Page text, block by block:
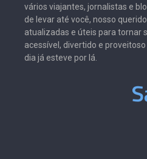
vários viajantes, jornalistas e
de levar até você, nosso
atualizadas e úteis para tornar
acessível, divertido e
dia já esteve por lá.